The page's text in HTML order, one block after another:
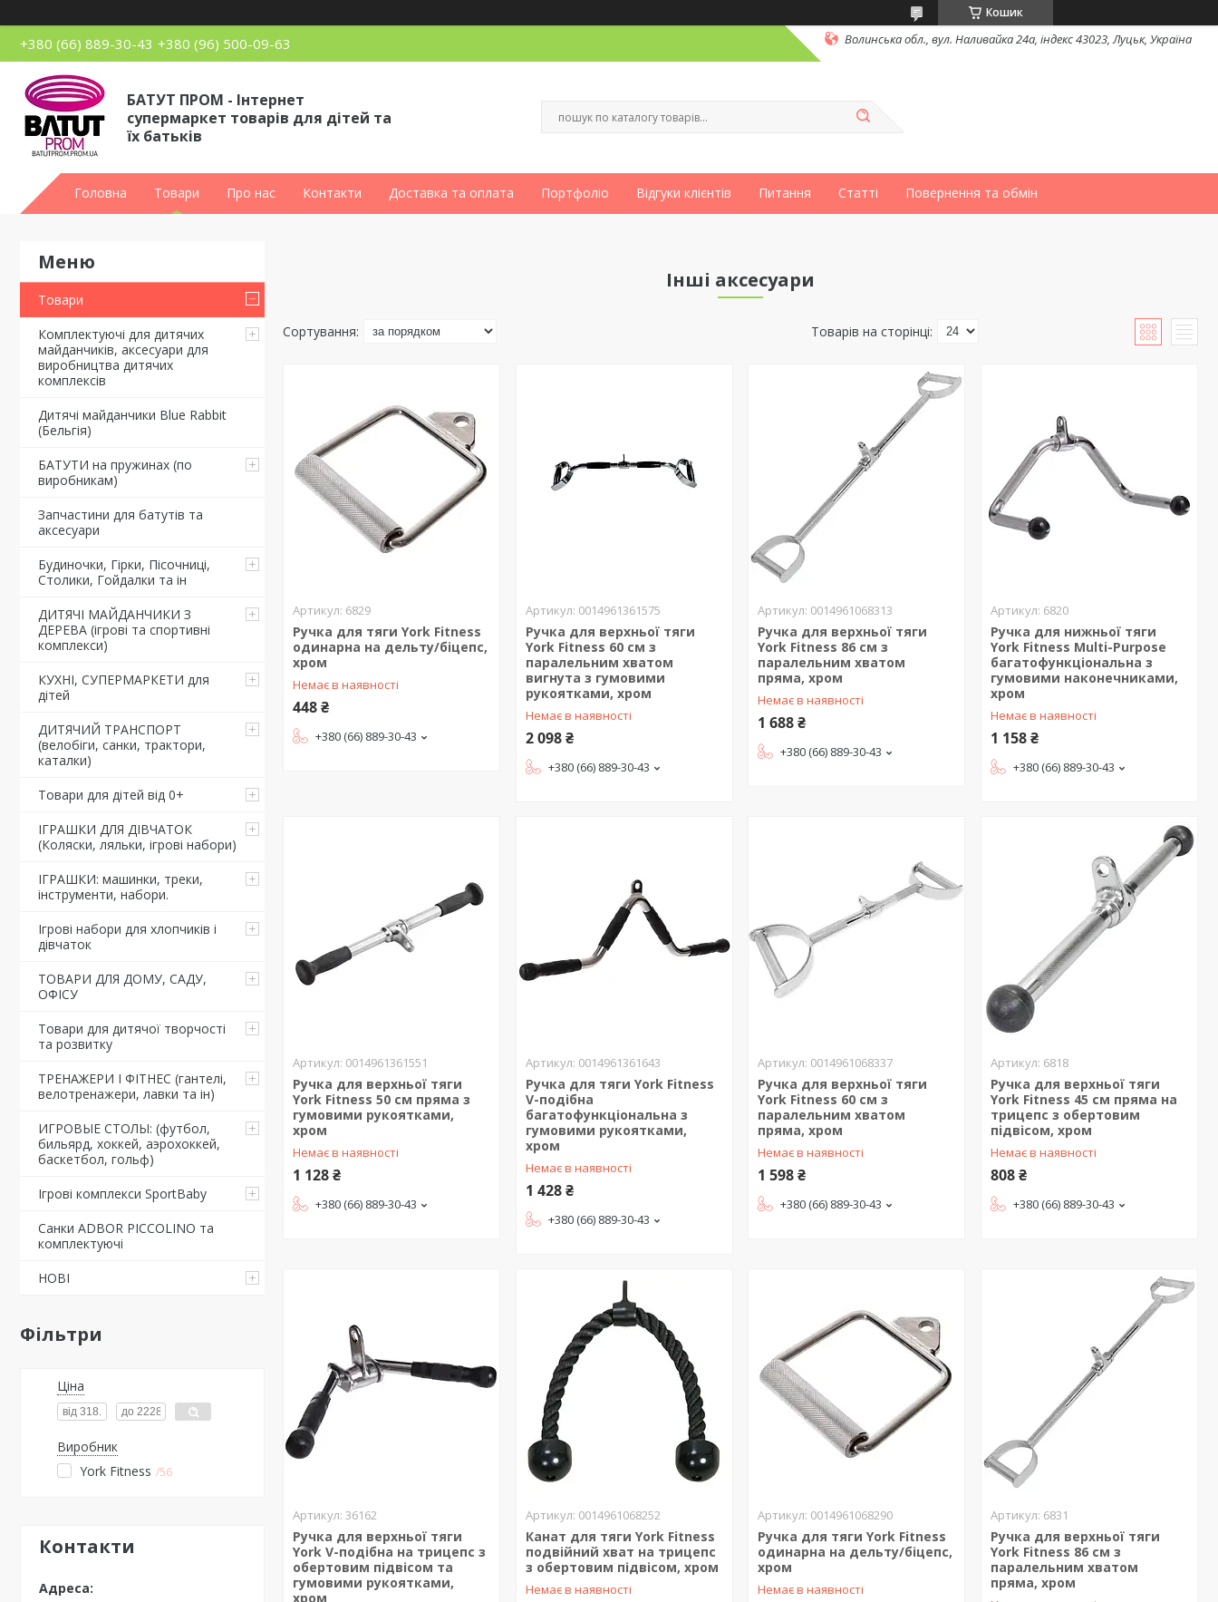
Кошик
+380 (66) 889-30-43 +380 (96) 500-09-63 Волинська обл., вул. Наливайка 24а, індекс 43023, Луцьк, Україна
БАТУТ ПРОМ - Інтернет
супермаркет товарів для дітей та
їх батьків
Головна Товари Про нас Контакти Доставка та оплата Портфоліо Відгуки клієнтів Питання Статті Повернення та обмін
Товари
Комплектуючі для дитячих
майданчиків, аксесуари для
виробництва дитячих
комплексів
Дитячі майданчики Blue Rabbit
(Бельгія)
БАТУТИ на пружинах (по
виробникам)
Запчастини для батутів та
аксесуари
Будиночки, Гірки, Пісочниці,
Столики, Гойдалки та ін
ДИТЯЧІ МАЙДАНЧИКИ З
ДЕРЕВА (ігрові та спортивні
комплекси)
КУХНІ, СУПЕРМАРКЕТИ для
дітей
ДИТЯЧИЙ ТРАНСПОРТ
(велобіги, санки, трактори,
каталки)
Товари для дітей від 0+
ІГРАШКИ ДЛЯ ДІВЧАТОК
(Коляски, ляльки, ігрові набори)
ІГРАШКИ: машинки, треки,
інструменти, набори.
Ігрові набори для хлопчиків і
дівчаток
ТОВАРИ ДЛЯ ДОМУ, САДУ,
ОФІСУ
Товари для дитячої творчості
та розвитку
ТРЕНАЖЕРИ І ФІТНЕС (гантелі,
велотренажери, лавки та ін)
ИГРОВЫЕ СТОЛЫ: (футбол,
бильярд, хоккей, аэрохоккей,
баскетбол, гольф)
Ігрові комплекси SportBaby
Санки ADBOR PICCOLINO та
комплектуючі
НОВІ
Фільтри
Ціна
Виробник
York Fitness 56
Контакти
Інші аксесуари
6829
Ручка для тяги York Fitness
одинарна на дельту/біцепс,
хром
Немає в наявності
448 ₴
+380 (66) 889-30-43
0014961361575
Ручка для верхньої тяги
York Fitness 60 см з
паралельним хватом
вигнута з гумовими
рукоятками, хром
Немає в наявності
2 098 ₴
+380 (66) 889-30-43
0014961068313
Ручка для верхньої тяги
York Fitness 86 см з
паралельним хватом
пряма, хром
Немає в наявності
1 688 ₴
+380 (66) 889-30-43
6820
Ручка для нижньої тяги
York Fitness Multi-Purpose
багатофункціональна з
гумовими наконечниками,
хром
Немає в наявності
1 158 ₴
+380 (66) 889-30-43
0014961361551
Ручка для верхньої тяги
York Fitness 50 см пряма з
гумовими рукоятками,
хром
Немає в наявності
1 128 ₴
+380 (66) 889-30-43
0014961361643
Ручка для тяги York Fitness
V-подібна
багатофункціональна з
гумовими рукоятками,
хром
Немає в наявності
1 428 ₴
+380 (66) 889-30-43
0014961068337
Ручка для верхньої тяги
York Fitness 60 см з
паралельним хватом
пряма, хром
Немає в наявності
1 598 ₴
+380 (66) 889-30-43
6818
Ручка для верхньої тяги
York Fitness 45 см пряма на
трицепс з обертовим
підвісом, хром
Немає в наявності
808 ₴
+380 (66) 889-30-43
36162
Ручка для верхньої тяги
York V-подібна на трицепс з
обертовим підвісом та
гумовими рукоятками,
хром
0014961068252
Канат для тяги York Fitness
подвійний хват на трицепс
з обертовим підвісом, хром
Немає в наявності
0014961068290
Ручка для тяги York Fitness
одинарна на дельту/біцепс,
хром
Немає в наявності
6831
Ручка для верхньої тяги
York Fitness 86 см з
паралельним хватом
пряма, хром